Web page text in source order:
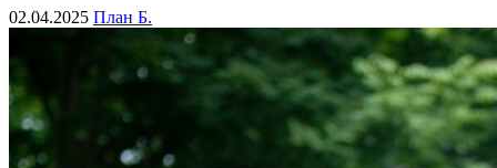
02.04.2025 План Б.